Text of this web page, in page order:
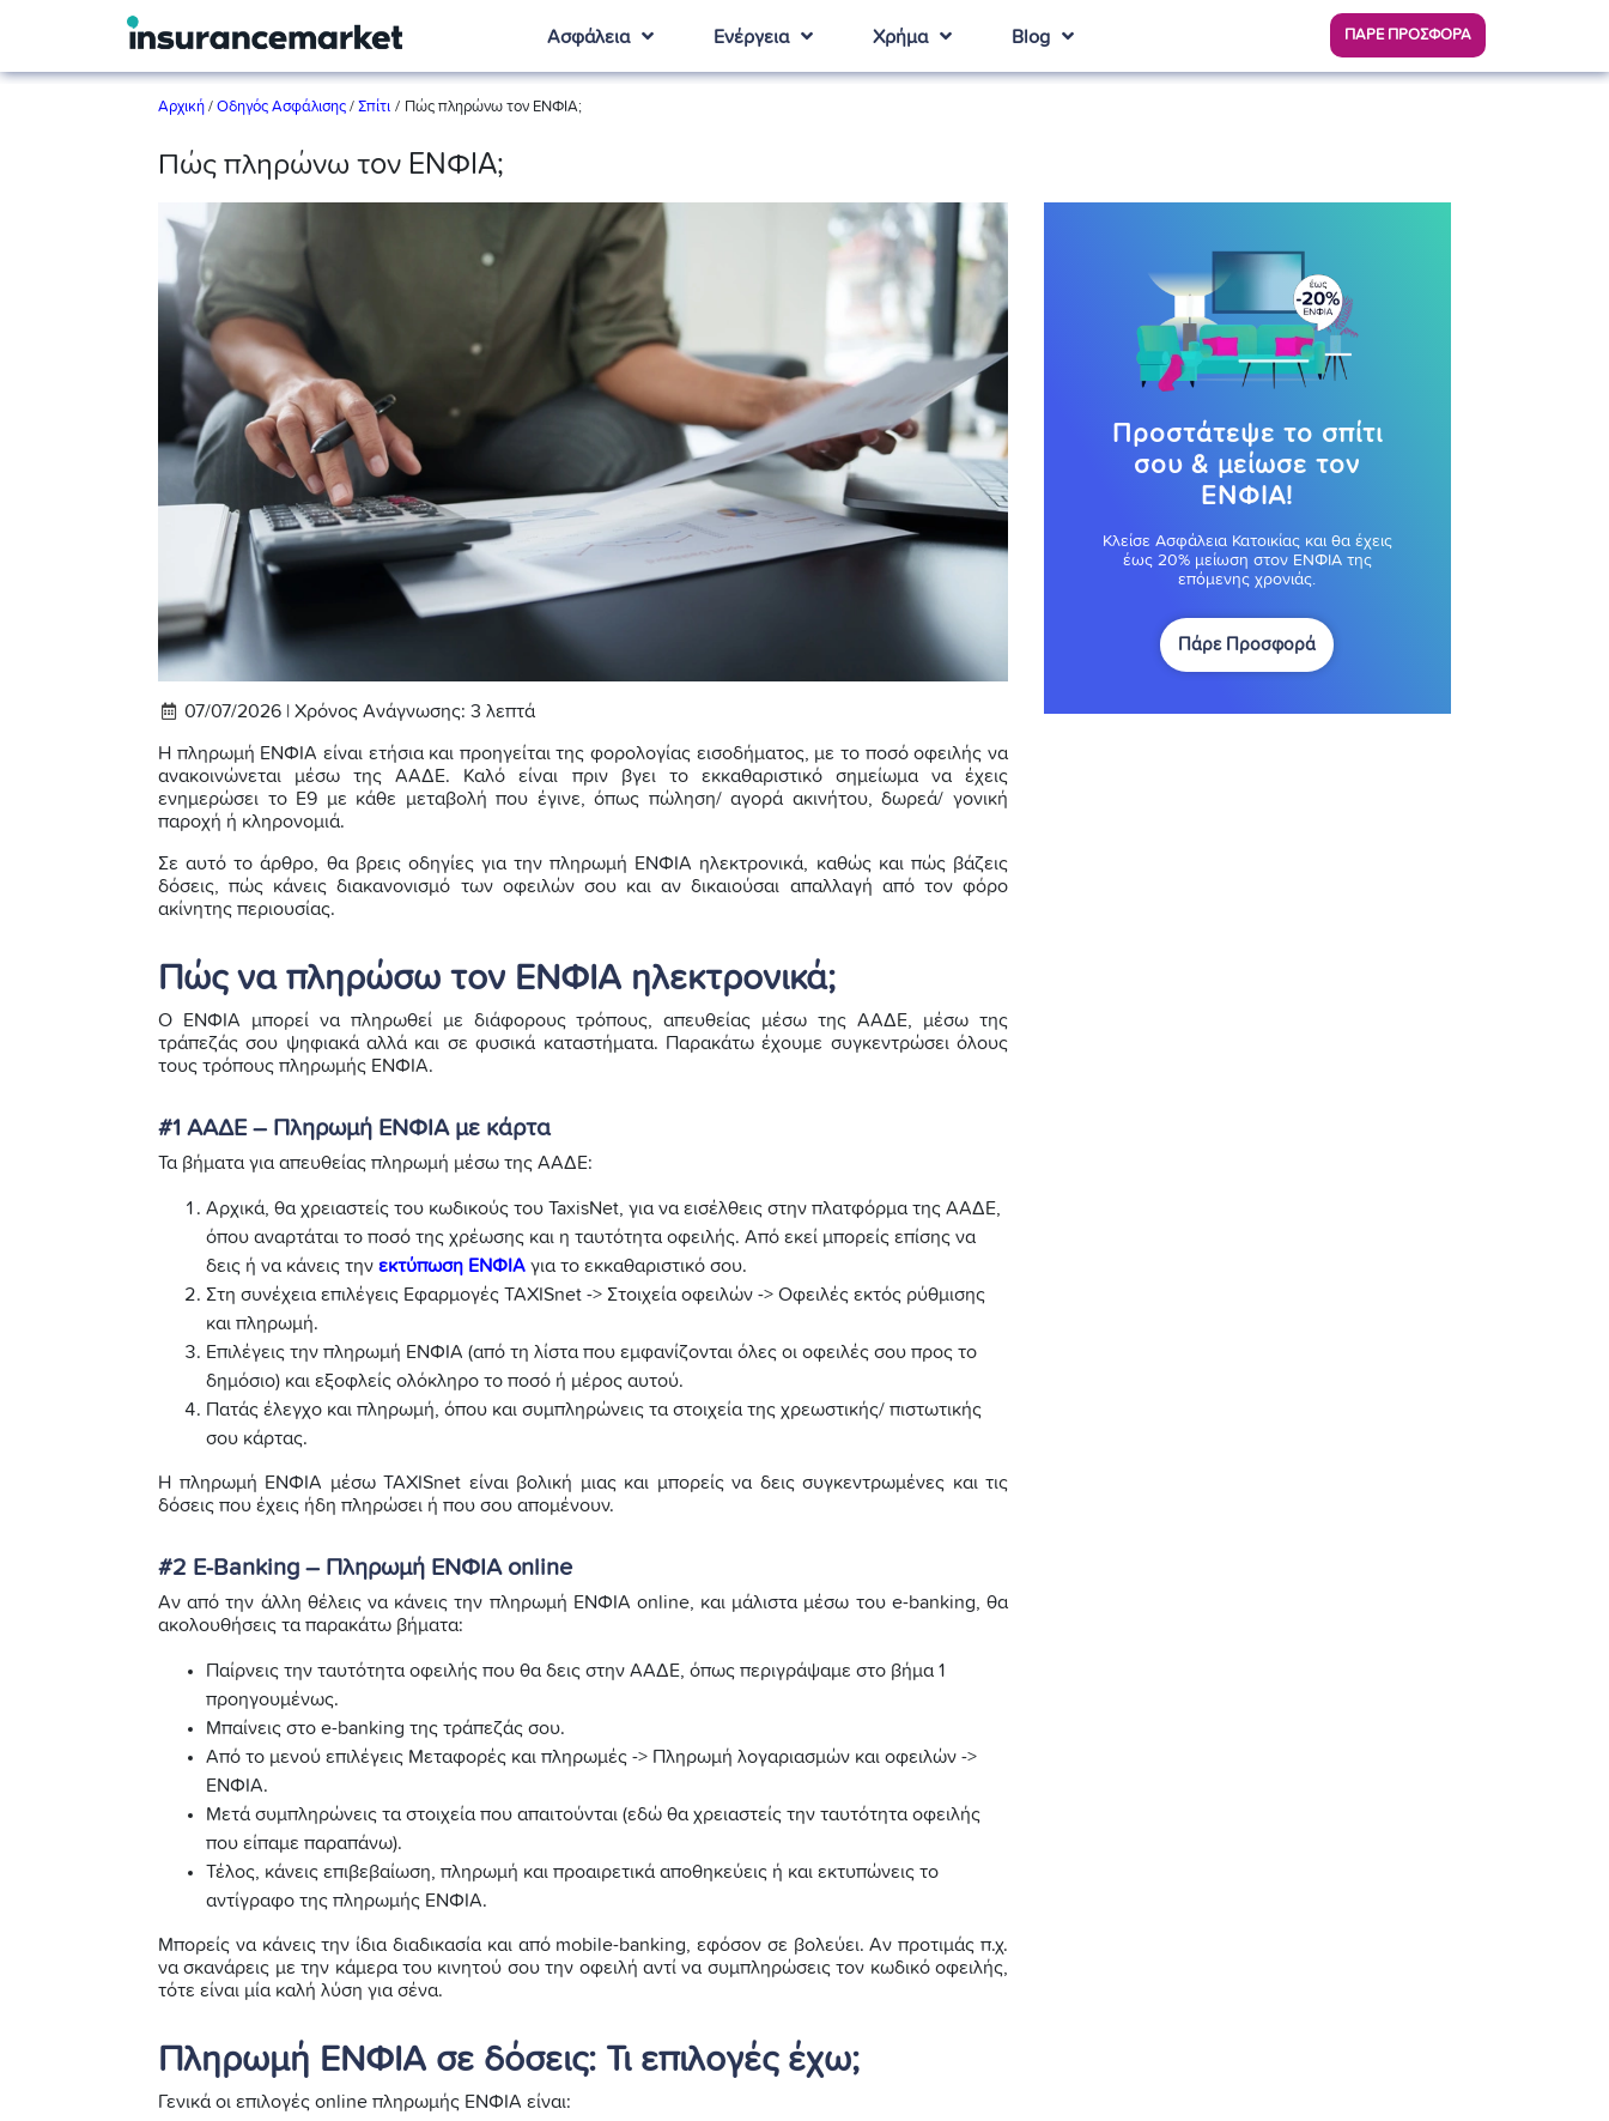
Ασφάλεια Ενέργεια Χρήμα Blog ΠΑΡΕ ΠΡΟΣΦΟΡΑ
Αρχική / Οδηγός Ασφάλισης / Σπίτι / Πώς πληρώνω τον ΕΝΦΙΑ;
Πώς πληρώνω τον ΕΝΦΙΑ;
07/07/2026 | Χρόνος Ανάγνωσης: 3 λεπτά
Η πληρωμή ΕΝΦΙΑ είναι ετήσια και προηγείται της φορολογίας εισοδήματος, με το ποσό οφειλής να
ανακοινώνεται μέσω της ΑΑΔΕ. Καλό είναι πριν βγει το εκκαθαριστικό σημείωμα να έχεις
ενημερώσει το Ε9 με κάθε μεταβολή που έγινε, όπως πώληση/ αγορά ακινήτου, δωρεά/ γονική
παροχή ή κληρονομιά.
Σε αυτό το άρθρο, θα βρεις οδηγίες για την πληρωμή ΕΝΦΙΑ ηλεκτρονικά, καθώς και πώς βάζεις
δόσεις, πώς κάνεις διακανονισμό των οφειλών σου και αν δικαιούσαι απαλλαγή από τον φόρο
ακίνητης περιουσίας.
Πώς να πληρώσω τον ΕΝΦΙΑ ηλεκτρονικά;
Ο ΕΝΦΙΑ μπορεί να πληρωθεί με διάφορους τρόπους, απευθείας μέσω της ΑΑΔΕ, μέσω της
τράπεζάς σου ψηφιακά αλλά και σε φυσικά καταστήματα. Παρακάτω έχουμε συγκεντρώσει όλους
τους τρόπους πληρωμής ΕΝΦΙΑ.
#1 ΑΑΔΕ – Πληρωμή ΕΝΦΙΑ με κάρτα
Τα βήματα για απευθείας πληρωμή μέσω της ΑΑΔΕ:
Αρχικά, θα χρειαστείς του κωδικούς του TaxisNet, για να εισέλθεις στην πλατφόρμα της ΑΑΔΕ,
όπου αναρτάται το ποσό της χρέωσης και η ταυτότητα οφειλής. Από εκεί μπορείς επίσης να
δεις ή να κάνεις την εκτύπωση ΕΝΦΙΑ για το εκκαθαριστικό σου.
Στη συνέχεια επιλέγεις Εφαρμογές TAXISnet -> Στοιχεία οφειλών -> Οφειλές εκτός ρύθμισης
και πληρωμή.
Επιλέγεις την πληρωμή ΕΝΦΙΑ (από τη λίστα που εμφανίζονται όλες οι οφειλές σου προς το
δημόσιο) και εξοφλείς ολόκληρο το ποσό ή μέρος αυτού.
Πατάς έλεγχο και πληρωμή, όπου και συμπληρώνεις τα στοιχεία της χρεωστικής/ πιστωτικής
σου κάρτας.
Η πληρωμή ΕΝΦΙΑ μέσω TAXISnet είναι βολική μιας και μπορείς να δεις συγκεντρωμένες και τις
δόσεις που έχεις ήδη πληρώσει ή που σου απομένουν.
#2 E-Banking – Πληρωμή ΕΝΦΙΑ online
Αν από την άλλη θέλεις να κάνεις την πληρωμή ΕΝΦΙΑ online, και μάλιστα μέσω του e-banking, θα
ακολουθήσεις τα παρακάτω βήματα:
Παίρνεις την ταυτότητα οφειλής που θα δεις στην ΑΑΔΕ, όπως περιγράψαμε στο βήμα 1
προηγουμένως.
Μπαίνεις στο e-banking της τράπεζάς σου.
Από το μενού επιλέγεις Μεταφορές και πληρωμές -> Πληρωμή λογαριασμών και οφειλών ->
ΕΝΦΙΑ.
Μετά συμπληρώνεις τα στοιχεία που απαιτούνται (εδώ θα χρειαστείς την ταυτότητα οφειλής
που είπαμε παραπάνω).
Τέλος, κάνεις επιβεβαίωση, πληρωμή και προαιρετικά αποθηκεύεις ή και εκτυπώνεις το
αντίγραφο της πληρωμής ΕΝΦΙΑ.
Μπορείς να κάνεις την ίδια διαδικασία και από mobile-banking, εφόσον σε βολεύει. Αν προτιμάς π.χ.
να σκανάρεις με την κάμερα του κινητού σου την οφειλή αντί να συμπληρώσεις τον κωδικό οφειλής,
τότε είναι μία καλή λύση για σένα.
Πληρωμή ΕΝΦΙΑ σε δόσεις: Τι επιλογές έχω;
Γενικά οι επιλογές online πληρωμής ΕΝΦΙΑ είναι:
Προστάτεψε το σπίτι
σου & μείωσε τον
ΕΝΦΙΑ!
Κλείσε Ασφάλεια Κατοικίας και θα έχεις
έως 20% μείωση στον ΕΝΦΙΑ της
επόμενης χρονιάς.
Πάρε Προσφορά